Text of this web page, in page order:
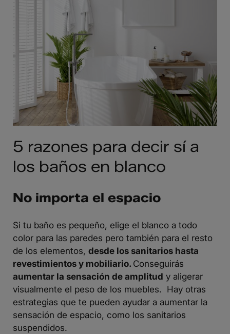
5 razones para decir sí a
los baños en blanco
No importa el espacio
Si tu baño es pequeño, elige el blanco a todo
color para las paredes pero también para el resto
de los elementos, desde los sanitarios hasta
revestimientos y mobiliario. Conseguirás
aumentar la sensación de amplitud y aligerar
visualmente el peso de los muebles. Hay otras
estrategias que te pueden ayudar a aumentar la
sensación de espacio, como los sanitarios
suspendidos.